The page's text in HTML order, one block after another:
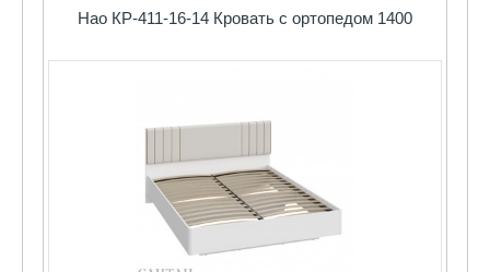
Нао КР-411-16-14 Кровать с ортопедом 1400